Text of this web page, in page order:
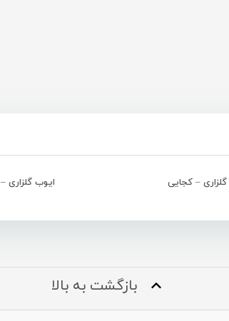
– کجایی ایوب گلزاری
بازگشت به بالا